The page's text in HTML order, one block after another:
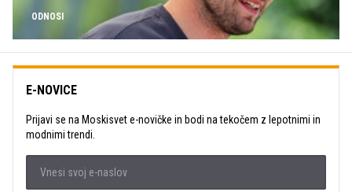
ODNOSI
E-NOVICE
Prijavi se na Moskisvet e-novičke in bodi na tekočem z lepotnimi in
modnimi trendi.